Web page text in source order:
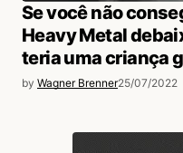
Se você não
Heavy Metal
teria uma criança
by Wagner Brenner25/07/2022